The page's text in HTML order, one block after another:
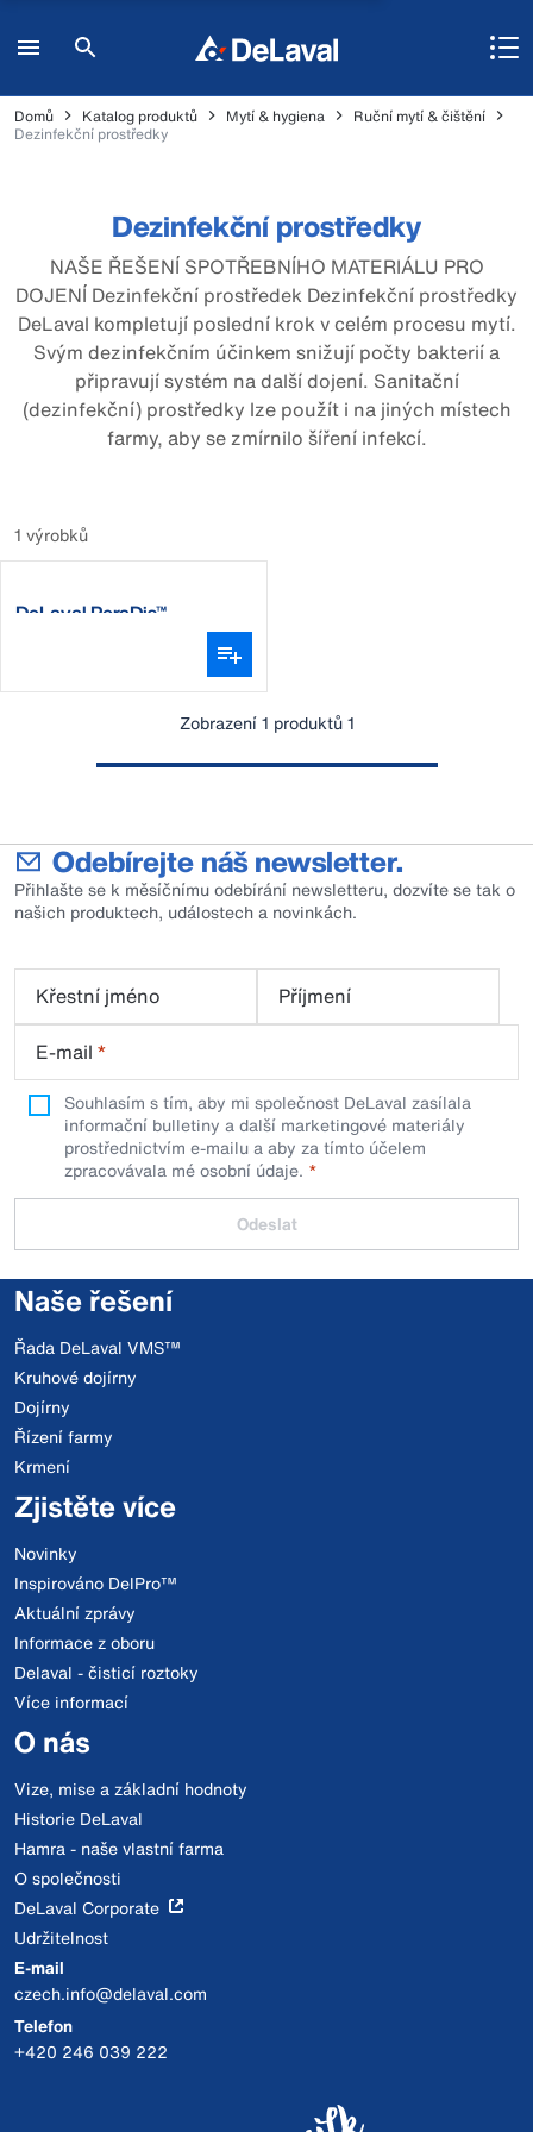
Domů Katalog produktů Mytí & hygiena
Ruční mytí & čištění
Dezinfekční prostředky
Dezinfekční prostředky
NAŠE ŘEŠENÍ SPOTŘEBNÍHO MATERIÁLU PRO
DOJENÍ Dezinfekční prostředek Dezinfekční prostředky
DeLaval kompletují poslední krok v celém procesu mytí.
Svým dezinfekčním účinkem snižují počty bakterií a
připravují systém na další dojení. Sanitační
(dezinfekční) prostředky lze použít i na jiných místech
farmy, aby se zmírnilo šíření infekcí.
1 výrobků
DeLaval PeraDis™
Zobrazení 1 produktů 1
Odebírejte náš newsletter.
Přihlašte se k měsíčnímu odebírání newsletteru, dozvíte se tak o
našich produktech, událostech a novinkách.
Křestní jméno
Příjmení
E-mail *
Souhlasím s tím, aby mi společnost DeLaval zasílala
informační bulletiny a další marketingové materiály
prostřednictvím e-mailu a aby za tímto účelem
zpracovávala mé osobní údaje.
Odeslat
Naše řešení
Řada DeLaval VMS™
Kruhové dojírny
Dojírny
Řízení farmy
Krmení
Zjistěte více
Novinky
Inspirováno DelPro™
Aktuální zprávy
Informace z oboru
Delaval - čisticí roztoky
Více informací
O nás
Vize, mise a základní hodnoty
Historie DeLaval
Hamra - naše vlastní farma
O společnosti
DeLaval Corporate
Udržitelnost
E-mail
czech.info@delaval.com
Telefon
+420 246 039 222